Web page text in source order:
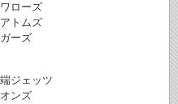
ローズ
トムズ
ーズ
ジェッツ
ンズ